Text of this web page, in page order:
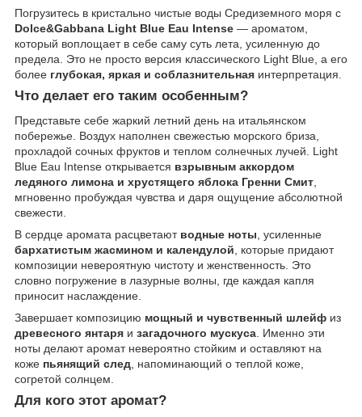
Погрузитесь в кристально чистые воды Средиземного моря с
Dolce&Gabbana Light Blue Eau Intense — ароматом,
который воплощает в себе саму суть лета, усиленную до
предела. Это не просто версия классического Light Blue, а его
более глубокая, яркая и соблазнительная интерпретация.
Что делает его таким особенным?
Представьте себе жаркий летний день на итальянском
побережье. Воздух наполнен свежестью морского бриза,
прохладой сочных фруктов и теплом солнечных лучей. Light
Blue Eau Intense открывается взрывным аккордом
ледяного лимона и хрустящего яблока Гренни Смит
мгновенно пробуждая чувства и даря ощущение абсолютной
свежести.
В сердце аромата расцветают водные ноты , усиленные
бархатистым жасмином и календулой , которые придают
композиции невероятную чистоту и женственность. Это
словно погружение в лазурные волны, где каждая капля
приносит наслаждение.
Завершает композицию мощный и чувственный шлейф из
древесного янтаря и загадочного мускуса . Именно эти
ноты делают аромат невероятно стойким и оставляют на
коже пьянящий след , напоминающий о теплой коже,
согретой солнцем.
Для кого этот аромат?